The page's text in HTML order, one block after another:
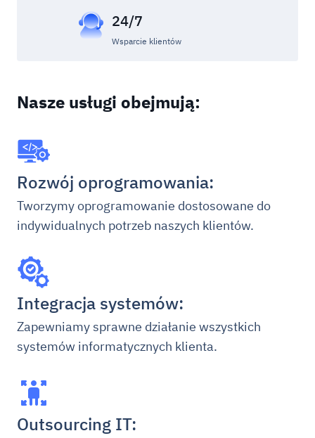
24/7
Wsparcie klientów
Nasze usługi obejmują:
Rozwój oprogramowania:
Tworzymy oprogramowanie dostosowane do
indywidualnych potrzeb naszych klientów.
Integracja systemów:
Zapewniamy sprawne działanie wszystkich
systemów informatycznych klienta.
Outsourcing IT: